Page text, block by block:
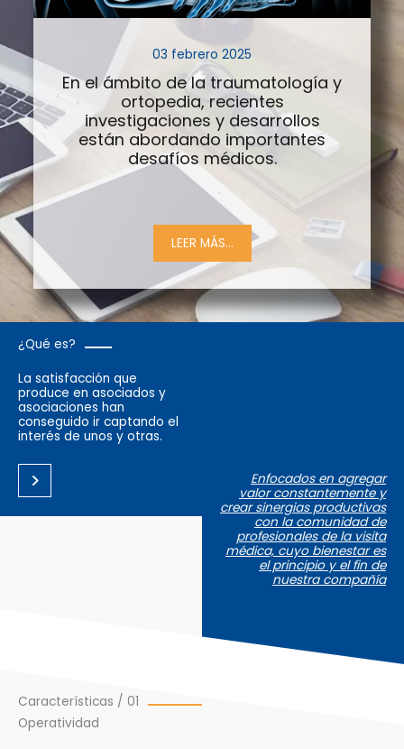
03 febrero 2025
En el ámbito de la traumatología y
ortopedia, recientes
investigaciones y desarrollos
están abordando importantes
desafíos médicos.
LEER MÁS...
¿Qué es?
La satisfacción que
produce en asociados y
asociaciones han
conseguido ir captando el
interés de unos y otras.
Enfocados en agregar
valor constantemente y
crear sinergias productivas
con la comunidad de
profesionales de la visita
médica, cuyo bienestar es
el principio y el fin de
nuestra compañía
Características / 01
Operatividad